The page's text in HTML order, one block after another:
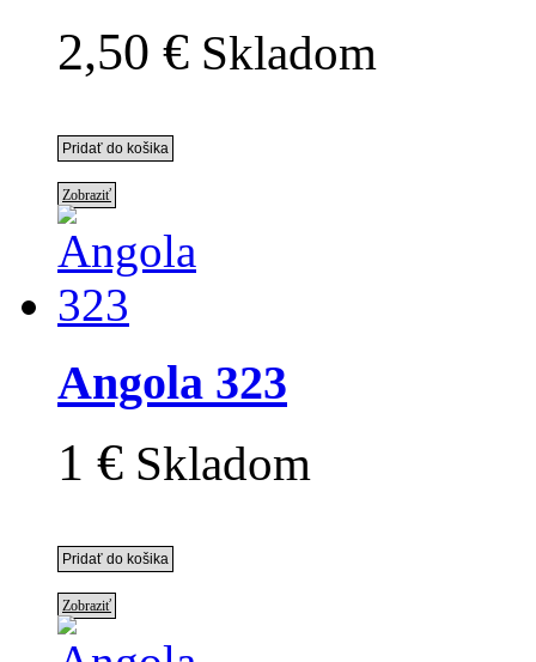
2,50 € Skladom
Zobraziť
Angola 323
1 € Skladom
Zobraziť